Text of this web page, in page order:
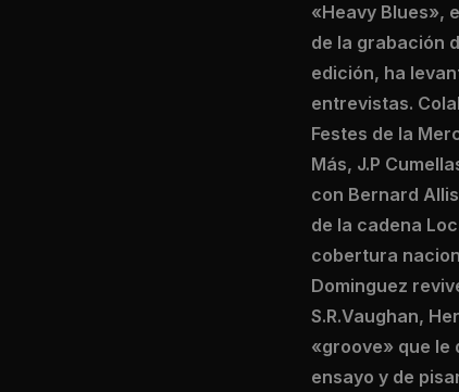
«Heavy Blues»,
de la grabación
edición, ha
entrevistas.
Festes de la
Más, J.P
con Bernard
de la cadena
cobertura
Dominguez
S.R.Vaughan,
«groove» que le
ensayo y de